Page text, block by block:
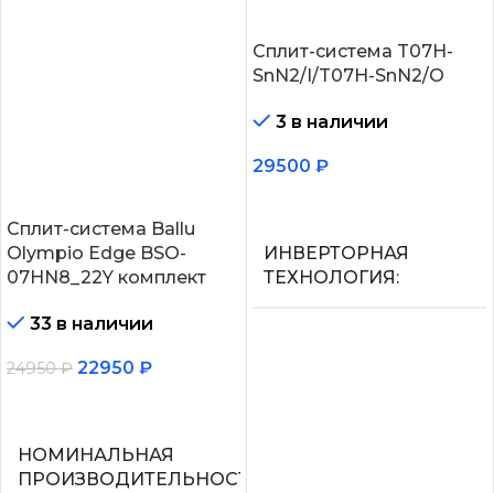
Сплит-система Ballu
Olympio Edge BSO-
07HN8_22Y комплект
33 в наличии
24950₽ 22950 ₽
НОМИНАЛЬНАЯ
ПРОИЗВОДИТЕЛЬНОСТЬ
Сплит-система T07H-
SnN2/I/T07H-SnN2/O
3 в наличии
29500 ₽
ИНВЕРТОРНАЯ
ТЕХНОЛОГИЯ